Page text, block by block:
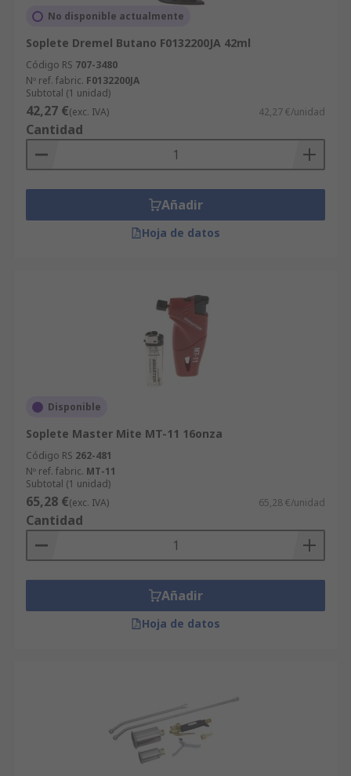
No disponible actualmente
Soplete Dremel Butano F0132200JA 42ml
Código RS 707-3480
Nº ref. fabric. F0132200JA
Subtotal (1 unidad)
42,27 €(exc. IVA) 42,27 €/unidad
Cantidad
Añadir
Hoja de datos
Disponible
Soplete Master Mite MT-11 16onza
Código RS 262-481
Nº ref. fabric. MT-11
Subtotal (1 unidad)
65,28 €(exc. IVA) 65,28 €/unidad
Cantidad
Añadir
Hoja de datos